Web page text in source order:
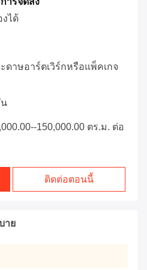
งได้
ดาษอาร์ตเวิร์กหรือแพ็คเกจ
น
150,000.00 ตร.ม. ต่อ
ติดต่อตอนนี้
าย